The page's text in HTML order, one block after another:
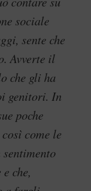
sociale
sente che
Avverte il
che gli ha
genitori. In
poche
come le
che,